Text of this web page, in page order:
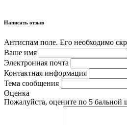
Написать отзыв
Антиспам поле. Его необходимо
Ваше имя
Электронная почта
Контактная информация
Тема сообщения
Оценка
Пожалуйста, оцените по 5 бальной